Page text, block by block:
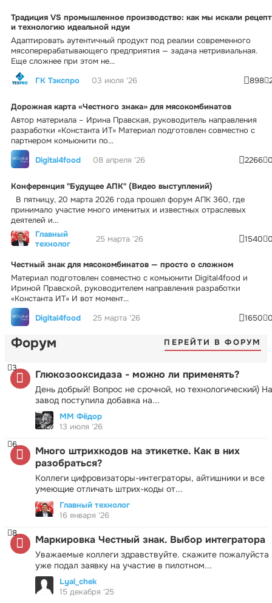
Традиция VS промышленное производство: как мы искали рецепт
и технологию идеальной ндуи
Адаптировать аутентичный продукт под реалии современного
мясоперерабатывающего предприятия — задача нетривиальная.
Еще сложнее при этом не...
ГК Тэкспро
03 июля '26 898
Дорожная карта «Честного знака» для мясокомбинатов
Автор материала – Ирина Правская, руководитель направления
разработки «Константа ИТ» Материал подготовлен совместно с
партнером комьюнити по...
Digital4food
08 апреля '26 2266
Конференция "Будущее АПК" (Видео выступлений)
В пятницу, 20 марта 2026 года прошел форум АПК 360, где
принимало участие много именитых и известных отраслевых
деятелей и...
Главный
технолог
25 марта '26 1540
Честный знак для мясокомбинатов — просто о сложном
Материал подготовлен совместно с комьюнити Digital4food и
Ириной Правской, руководителем направления разработки
«Константа ИТ» И вот момент...
Digital4food
25 марта '26 1650
Форум ПЕРЕЙТИ В ФОРУМ
Глюкозооксидаза - можно ли применять?
День добрый! Вопрос не срочной, но технологический) На
завод поступила добавка на...
3
ММ Фёдор
13 июля '26
Много штрихкодов на этикетке. Как в них
разобраться?
Коллеги цифровизаторы-интеграторы, айтишники и все
умеющие отличать штрих-коды от...
6
Главный технолог
16 января '26
Маркировка Честный знак. Выбор интегратора
Уважаемые коллеги здравствуйте. скажите пожалуйста
уже подал заявку на участие в пилотном...
8
Lyal_chek
15 декабря '25